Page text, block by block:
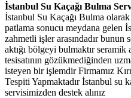
İstanbul Su Kaçağı Bulma
İstanbul Su Kaçağı Bulma olarak
patlama sonucu meydana gelen
zahmetli işler arasındadır bunun
aktığı bölgeyi bulmaktır seramik
tesisatının gözükmediğinden
isteyen bir işlemdir Firmamız
Tespiti Yapmaktadır İstanbul su
servisimizden destek alınız